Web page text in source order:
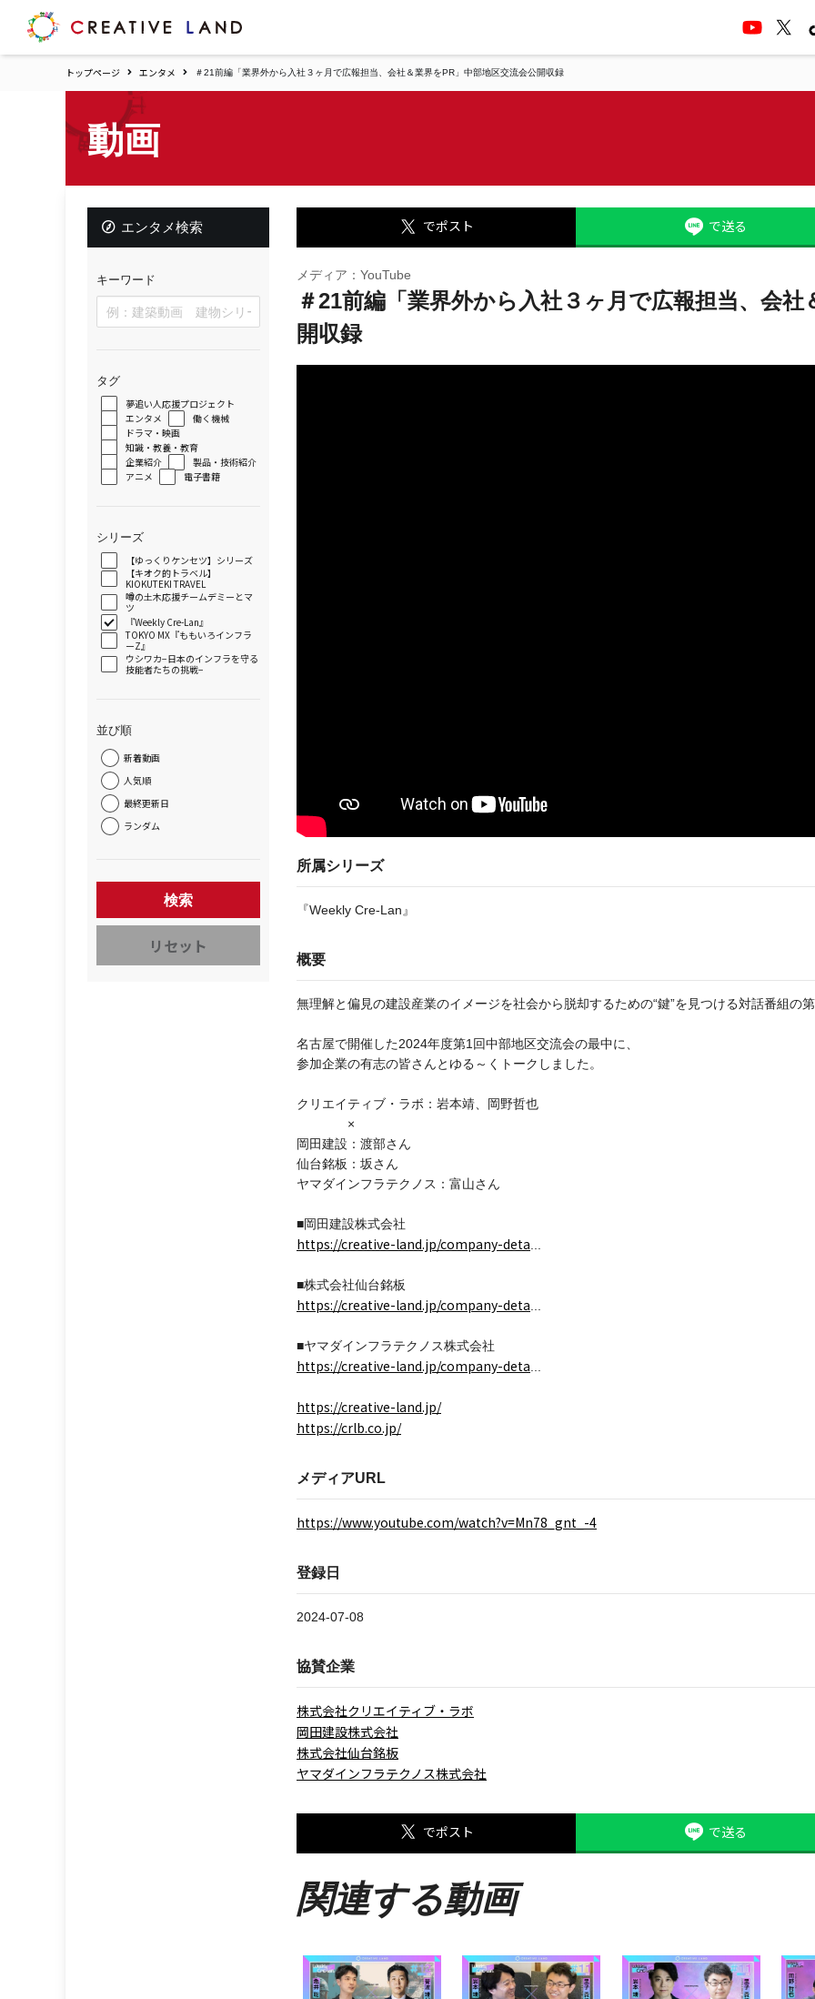
ク
リ
エ
トップページ エンタメ ＃21前編「業界外から入社３ヶ月で広報担当、会社＆業界をPR」中部地区交流会公開収録
動画
エンタメ検索
キーワード
タグ
夢追い人応援プロジェクト
エンタメ
働く機械
ドラマ・映画
知識・教養・教育
企業紹介
製品・技術紹介
アニメ
電子書籍
シリーズ
【ゆっくりケンセツ】シリーズ
【キオク的トラベル】
KIOKUTEKI TRAVEL
噂の土木応援チームデミーとマ
ツ
『Weekly Cre-Lan』
TOKYO MX『ももいろインフラ
ーZ』
ウシワカ−日本のインフラを守る
技能者たちの挑戦−
並び順
新着動画
人気順
最終更新日
ランダム
検索
リセット
でポスト で送る
メディア：YouTube
＃21前編「業界外から入社３ヶ月で広報担当、会
開収録
所属シリーズ
『Weekly Cre-Lan』
概要
無理解と偏見の建設産業のイメージを社会から脱却するための“鍵”を見つける対話番組の
名古屋で開催した2024年度第1回中部地区交流会の最中に、
参加企業の有志の皆さんとゆる～くトークしました。
クリエイティブ・ラボ：岩本靖、岡野哲也
×
岡田建設：渡部さん
仙台銘板：坂さん
ヤマダインフラテクノス：富山さん
■岡田建設株式会社
https://creative-land.jp/company-deta
■株式会社仙台銘板
https://creative-land.jp/company-deta
■ヤマダインフラテクノス株式会社
https://creative-land.jp/company-deta
https://creative-land.jp/
https://crlb.co.jp/
メディアURL
https://www.youtube.com/watch?v=Mn78_gnt_-4
登録日
2024-07-08
協賛企業
株式会社クリエイティブ・ラボ
岡田建設株式会社
株式会社仙台銘板
ヤマダインフラテクノス株式会社
でポスト で送る
関連する動画